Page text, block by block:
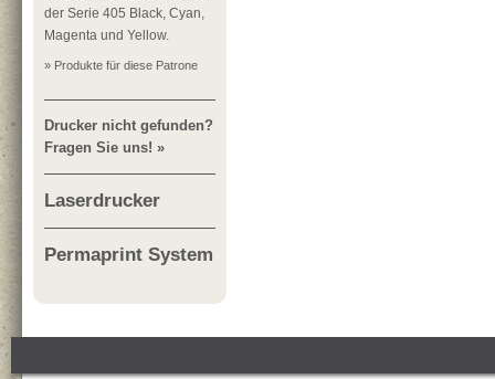
der Serie 405 Black, Cyan,
Magenta und Yellow.
» Produkte für diese Patrone
Drucker nicht gefunden?
Fragen Sie uns! »
Laserdrucker
Permaprint System